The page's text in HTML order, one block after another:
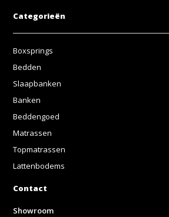
Categorieën
Boxsprings
Bedden
Slaapbanken
Banken
Beddengoed
Matrassen
Topmatrassen
Lattenbodems
Contact
Showroom